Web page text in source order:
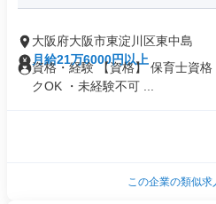
大阪府大阪市東淀川区東中島
月給21万6000円以上
資格・経験 【資格】 保育士資
クOK ・未経験不可 ...
この企業の類似求